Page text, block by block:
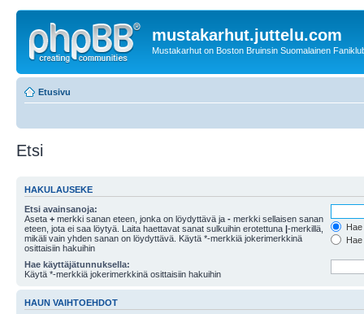
mustakarhut.juttelu.com
Mustakarhut on Boston Bruinsin Suomalainen
Etusivu
Etsi
HAKULAUSEKE
Etsi avainsanoja:
Aseta + merkki sanan eteen, jonka on löydyttävä ja - merkki sellaisen sanan
eteen, jota ei saa löytyä. Laita haettavat sanat sulkuihin erotettuna |-merkillä,
mikäli vain yhden sanan on löydyttävä. Käytä *-merkkiä jokerimerkkinä
osittaisiin hakuihin
Hae käyttäjätunnuksella:
Käytä *-merkkiä jokerimerkkinä osittaisiin hakuihin
HAUN VAIHTOEHDOT